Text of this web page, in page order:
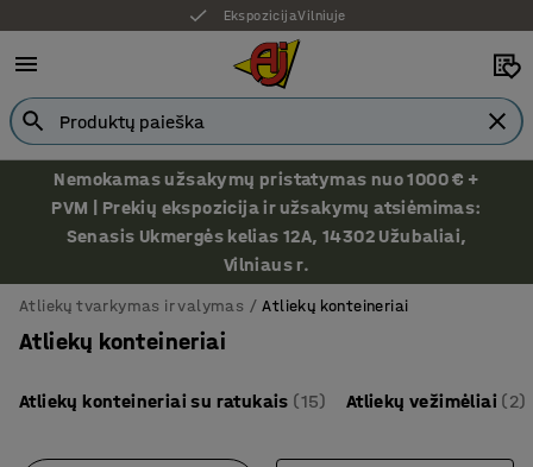
Ekspozicija Vilniuje
Nemokamas užsakymų pristatymas nuo 1000 € +
PVM | Prekių ekspozicija ir užsakymų atsiėmimas:
Senasis Ukmergės kelias 12A, 14302 Užubaliai,
Vilniaus r.
Atliekų tvarkymas ir valymas Atliekų konteineriai
Atliekų konteineriai
Atliekų konteineriai su ratukais (15) Atliekų vežimėliai (2)